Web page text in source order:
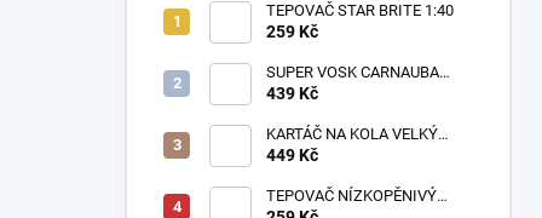
TEPOVAČ STAR BRITE 1:40
259 Kč
SUPER VOSK CARNAUBA
STAR BRITE
439 Kč
KARTÁČ NA KOLA VELKÝ
NEW
449 Kč
TEPOVAČ NÍZKOPĚNIVÝ